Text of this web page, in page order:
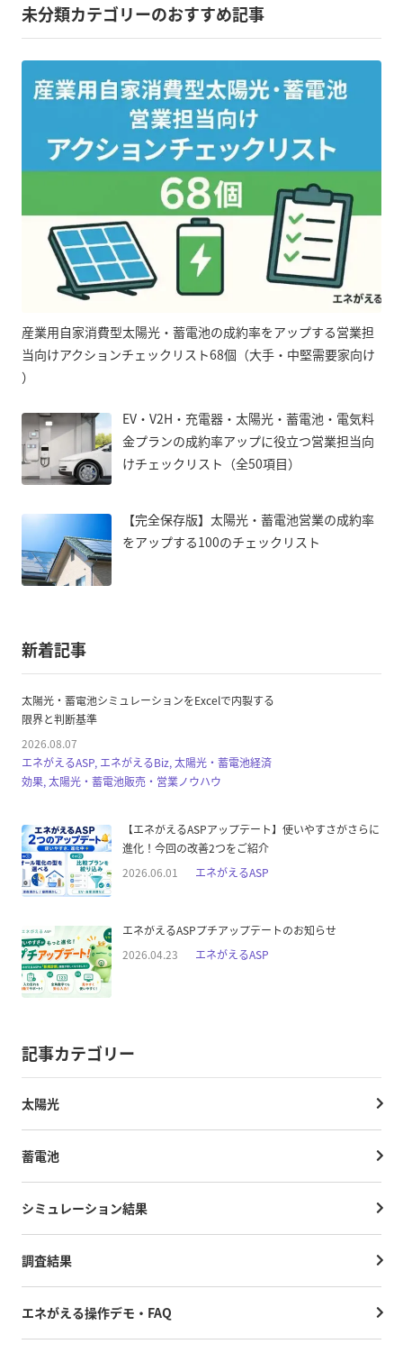
未分類カテゴリーのおすすめ記事
産業用自家消費型太陽光・蓄電池の成約率をアップする営業担
当向けアクションチェックリスト68個（大手・中堅需要家向け
）
EV・V2H・充電器・太陽光・蓄電池・電気料
金プランの成約率アップに役立つ営業担当向
けチェックリスト（全50項目）
【完全保存版】太陽光・蓄電池営業の成約率
をアップする100のチェックリスト
新着記事
太陽光・蓄電池シミュレーションをExcelで内製する
限界と判断基準
2026.08.07
エネがえるASP, エネがえるBiz, 太陽光・蓄電池経済
効果, 太陽光・蓄電池販売・営業ノウハウ
【エネがえるASPアップデート】使いやすさがさらに
進化！今回の改善2つをご紹介
2026.06.01
エネがえるASP
エネがえるASPプチアップデートのお知らせ
2026.04.23
エネがえるASP
記事カテゴリー
太陽光
蓄電池
シミュレーション結果
調査結果
エネがえる操作デモ・FAQ